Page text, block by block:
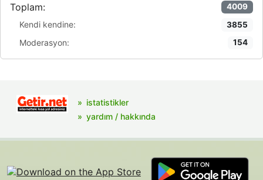
Toplam:
4009
Kendi kendine: 3855
Moderasyon: 154
istatistikler
yardım / hakkında